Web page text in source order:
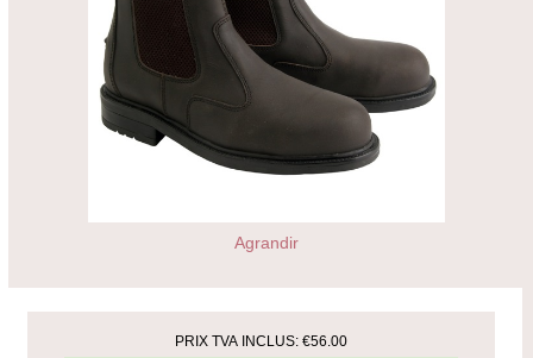
Agrandir
PRIX TVA INCLUS:€56.00